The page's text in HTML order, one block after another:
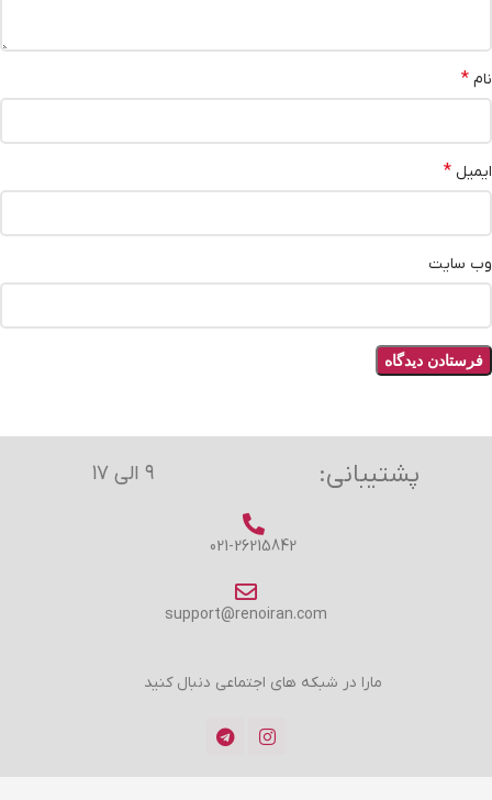
نام *
ایمیل *
وب‌ سایت
پشتیبانی: ۹ الی ۱۷
021-26215842
support@renoiran.com
مارا در شبکه های اجتماعی دنبال کنید